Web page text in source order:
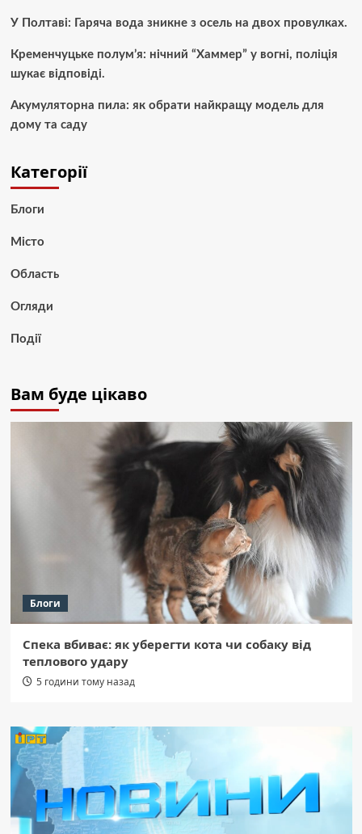
У Полтаві: Гаряча вода зникне з осель на двох провулках.
Кременчуцьке полум’я: нічний “Хаммер” у вогні, поліція
шукає відповіді.
Акумуляторна пила: як обрати найкращу модель для
дому та саду
Категорії
Блоги
Місто
Область
Огляди
Події
Вам буде цікаво
Блоги
Спека вбиває: як уберегти кота чи собаку від
теплового удару
5 години тому назад